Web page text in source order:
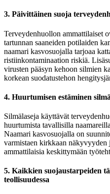
3. Päivittäinen suoja
Terveydenhuollon ammattilaiset
tartunnan saaneiden potilaiden
naamari kasvosuojalla tarjoaa
ristiinkontaminaation riskiä.
virusten pääsyn kehoon silmien
korkean suodatustehon
4. Huurtumisen estäminen
Silmälaseja käyttävät
huurtumista tavallisilla
Naamari kasvosuojalla on
varmistaen kirkkaan näkyvyyden
ammattilaisia keskittymään
5. Kaikkien suojaustarpeiden
teollisuudessa